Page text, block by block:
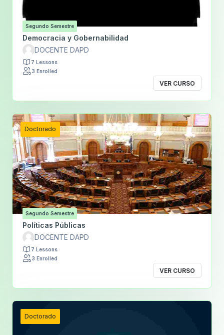
Segundo Semestre
Democracia y Gobernabilidad
DOCENTE DAPD
7 Lessons
3 Enrolled
VER CURSO
Doctorado
Segundo Semestre
Políticas Públicas
DOCENTE DAPD
7 Lessons
3 Enrolled
VER CURSO
Doctorado